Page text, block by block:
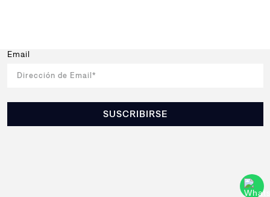
Email
SUSCRIBIRSE